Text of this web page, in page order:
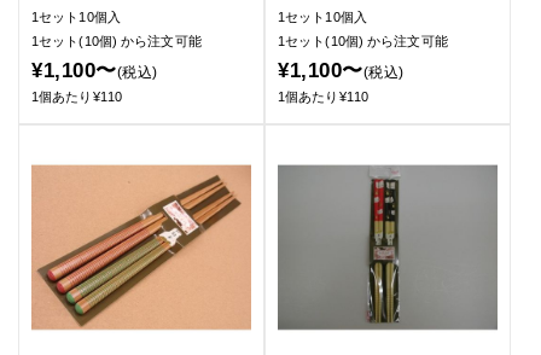
1セット10個入
1セット(10個)から注文可能
¥1,100〜(税込)
1個あたり¥110
1セット10個入
1セット(10個)から注文可能
¥1,100〜(税込)
1個あたり¥110